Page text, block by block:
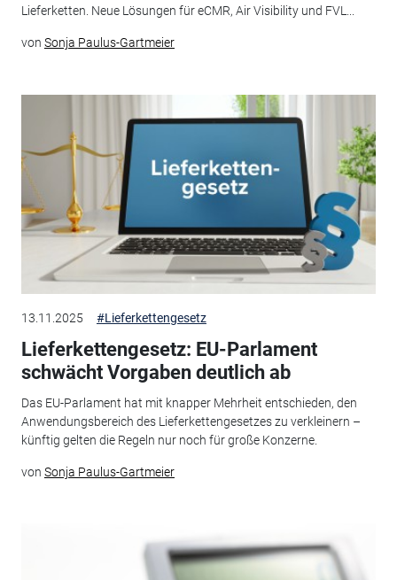
Lieferketten. Neue Lösungen für eCMR, Air Visibility und FVL...
von Sonja Paulus-Gartmeier
13.11.2025 #Lieferkettengesetz
Lieferkettengesetz: EU-Parlament
schwächt Vorgaben deutlich ab
Das EU-Parlament hat mit knapper Mehrheit entschieden, den
Anwendungsbereich des Lieferkettengesetzes zu verkleinern –
künftig gelten die Regeln nur noch für große Konzerne.
von Sonja Paulus-Gartmeier